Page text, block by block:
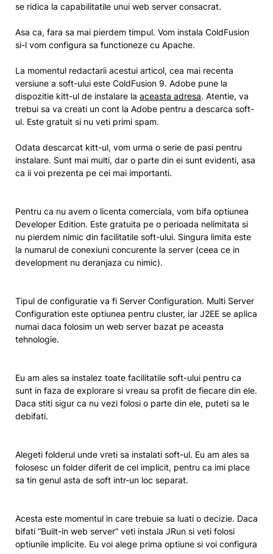
se ridica la capabilitatile unui web server consacrat.
Asa ca, fara sa mai pierdem timpul. Vom instala ColdFusion
si-l vom configura sa functioneze cu Apache.
La momentul redactarii acestui articol, cea mai recenta
versiune a soft-ului este ColdFusion 9. Adobe pune la
dispozitie kitt-ul de instalare la aceasta adresa. Atentie, va
trebui sa va creati un cont la Adobe pentru a descarca soft-
ul. Este gratuit si nu veti primi spam.
Odata descarcat kitt-ul, vom urma o serie de pasi pentru
instalare. Sunt mai multi, dar o parte din ei sunt evidenti, asa
ca ii voi prezenta pe cei mai importanti.
Pentru ca nu avem o licenta comerciala, vom bifa optiunea
Developer Edition. Este gratuita pe o perioada nelimitata si
nu pierdem nimic din facilitatile soft-ului. Singura limita este
la numarul de conexiuni concurente la server (ceea ce in
development nu deranjaza cu nimic).
Tipul de configuratie va fi Server Configuration. Multi Server
Configuration este optiunea pentru cluster, iar J2EE se aplica
numai daca folosim un web server bazat pe aceasta
tehnologie.
Eu am ales sa instalez toate facilitatile soft-ului pentru ca
sunt in faza de explorare si vreau sa profit de fiecare din ele.
Daca stiti sigur ca nu vezi folosi o parte din ele, puteti sa le
debifati.
Alegeti folderul unde vreti sa instalati soft-ul. Eu am ales sa
folosesc un folder diferit de cel implicit, pentru ca imi place
sa tin genul asta de soft intr-un loc separat.
Acesta este momentul in care trebuie sa luati o decizie. Daca
bifati “Built-in web server” veti instala JRun si veti folosi
optiunile implicite. Eu voi alege prima optiune si voi configura